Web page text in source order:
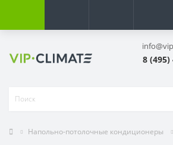
8 (495)
Напольно-потолочные кондиционеры